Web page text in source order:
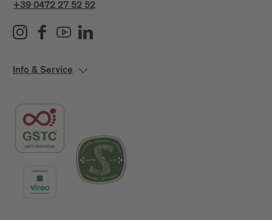
+39 0472 27 52 52
Info & Service